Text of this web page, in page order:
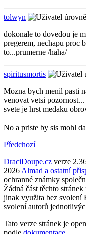
tolwyn
dokonale to dovedou je
pregerem, nechapu proc
to...prumerne /haha/
spiritusmortis
Mozna bych menil pasti
venovat vetsi
svete je hrst medaku
No a priste by sis mohl
Předchozí
DraciDoupe.cz verze
2026 Almad a ostatní
ochranné známky
Žádná část těchto
jinak využita bez svolení
svolení autorů
Tato verze stránek je